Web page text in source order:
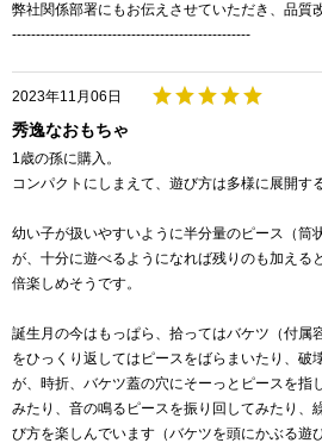
弊社関係部署にもお伝えさせていただき、品質
--------------------------------------------------
2023年11月06日
秀逸なおもちゃ
1歳の孫に購入。
コンパクトにしまえて、遊び方は多様に展開す
幼い子が扱いやすいように半分量のピース（筒
が、十分に遊べるようになれば残りのも加える
倍楽しめそうです。
誕生月の今はもっぱら、拾ってはバケツ（付属
をひっくり返してはピースをばらまいたり、破
が、時折、バケツ蓋の穴にそーっとピースを指
みたり、音の鳴るピースを振り回してみたり、
び方を楽しんでいます（バケツを頭にかぶる遊